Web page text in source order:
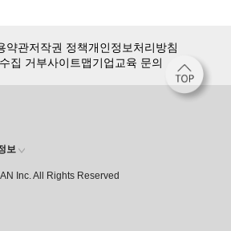
를
약관저작권 정책개인정보처리방침
집 거부사이트맵기업교육 문의
보
Inc. All Rights Reserved